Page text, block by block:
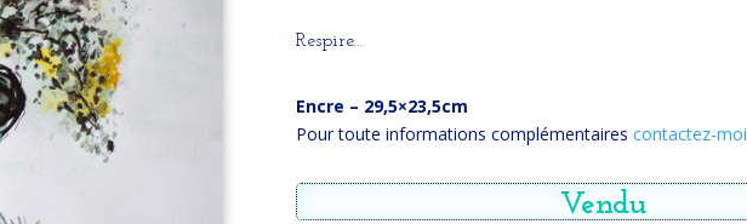
Respire…
Encre – 29,5×23,5cm
Pour toute informations complémentaires contactez-moi
Vendu